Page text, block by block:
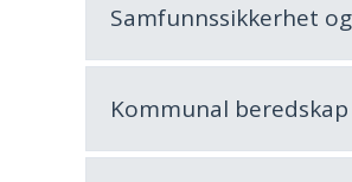
Samfunnssikkerhet
Kommunal beredskap